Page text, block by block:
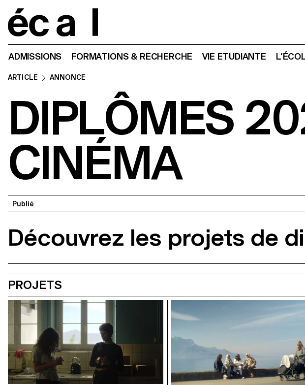
ADMISSIONS FORMATIONS & RECHERCHE VIE ETUDIANTE
ARTICLE ANNONCE
DIPLÔMES
CINÉMA
Publié
Découvrez les projets de
PROJETS